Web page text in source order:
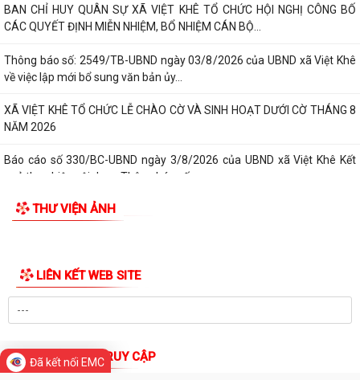
Thông báo số: 2553/TB-UBND ngày 04/8/2026 của UBND xã Việt Khê
về việc tuyển chọn ứng viên điều...
Báo cáo số: 21/KT-UBND ngày 4/8/2026 của UBND xã Việt Khê về
Danh sách hộ kinh doanh, HTX đã đăng...
BAN CHỈ HUY QUÂN SỰ XÃ VIỆT KHÊ TỔ CHỨC HỘI NGHỊ CÔNG BỐ
CÁC QUYẾT ĐỊNH MIỄN NHIỆM, BỔ NHIỆM CÁN BỘ...
Thông báo số: 2549/TB-UBND ngày 03/8/2026 của UBND xã Việt Khê
về việc lập mới bổ sung văn bản ủy...
XÃ VIỆT KHÊ TỔ CHỨC LỄ CHÀO CỜ VÀ SINH HOẠT DƯỚI CỜ THÁNG 8
quả thực hiện nội dung Thông báo số...
Hội Nông dân xã Việt Khê phối hợp với Công ty Cổ phần Tư Nông
nghiệp và Xây dựng Hải Phong tổ chức...
XÃ VIỆTKHÊ, THÀNH PHỐ HẢI PHÒNG: BẾ MẠC LỚP BỒI DƯỠNG KIẾN
THỨC QUỐC PHÒNG VÀ AN NINH ĐỐI TƯỢNG 4...
Đã kết nối EMC